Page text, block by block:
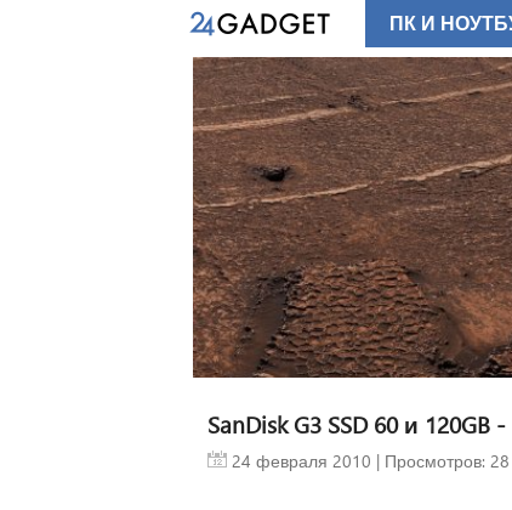
SanDisk G3 SSD 60 и
24 февраля 2010 | Просмотров:
ПК И